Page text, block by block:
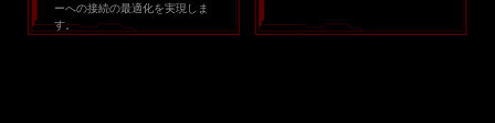
ーへの接続の最適化を実現しま
す。